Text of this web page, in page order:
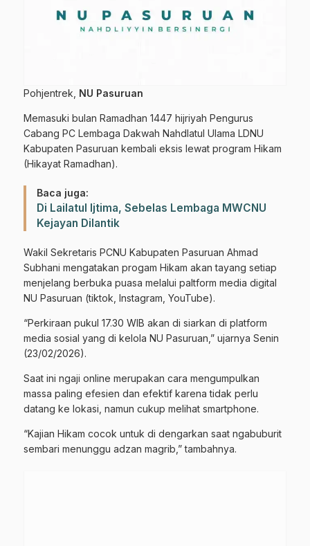
Pohjentrek, NU Pasuruan
Memasuki bulan Ramadhan 1447 hijriyah Pengurus
Cabang PC Lembaga Dakwah Nahdlatul Ulama LDNU
Kabupaten Pasuruan kembali eksis lewat program Hikam
(Hikayat Ramadhan).
Baca juga:
Di Lailatul Ijtima, Sebelas Lembaga MWCNU
Kejayan Dilantik
Wakil Sekretaris PCNU Kabupaten Pasuruan Ahmad
Subhani mengatakan progam Hikam akan tayang setiap
menjelang berbuka puasa melalui paltform media digital
NU Pasuruan (tiktok, Instagram, YouTube).
“Perkiraan pukul 17.30 WIB akan di siarkan di platform
media sosial yang di kelola NU Pasuruan,” ujarnya Senin
(23/02/2026).
Saat ini ngaji online merupakan cara mengumpulkan
massa paling efesien dan efektif karena tidak perlu
datang ke lokasi, namun cukup melihat smartphone.
“Kajian Hikam cocok untuk di dengarkan saat ngabuburit
sembari menunggu adzan magrib,” tambahnya.